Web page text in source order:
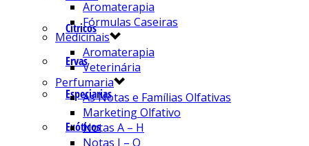
Cítricos
Ervas
Especiarias
Exóticos
Aromaterapia
Fórmulas Caseiras
Medicinais
Aromaterapia
Veterinária
Perfumaria
As Notas e Famílias Olfativas
Marketing Olfativo
Notas A – H
Notas I – Q